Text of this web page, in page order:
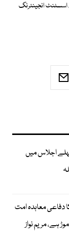
اسسٹنٹ انجینئرنگ
اجلاس میں
دفاعی معاہدہ امت
ہے، مریم نواز